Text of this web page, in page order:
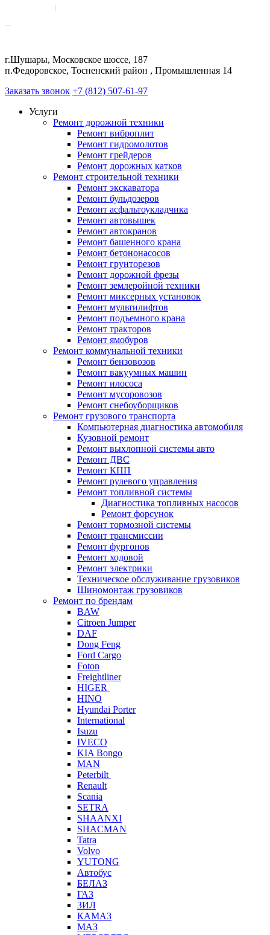
г.Шушары, Московское шоссе, 187
п.Федоровское, Тосненский район , Промышленная 14
Заказать звонок +7 (812) 507-61-97
Услуги
Ремонт дорожной техники
Ремонт виброплит
Ремонт гидромолотов
Ремонт грейдеров
Ремонт дорожных катков
Ремонт строительной техники
Ремонт экскаватора
Ремонт бульдозеров
Ремонт асфальтоукладчика
Ремонт автовышек
Ремонт автокранов
Ремонт башенного крана
Ремонт бетононасосов
Ремонт грунторезов
Ремонт дорожной фрезы
Ремонт землеройной техники
Ремонт миксерных установок
Ремонт мультилифтов
Ремонт подъемного крана
Ремонт тракторов
Ремонт ямобуров
Ремонт коммунальной техники
Ремонт бензовозов
Ремонт вакуумных машин
Ремонт илососа
Ремонт мусоровозов
Ремонт снебоуборщиков
Ремонт грузового транспорта
Компьютерная диагностика автомобиля
Кузовной ремонт
Ремонт выхлопной системы авто
Ремонт ДВС
Ремонт КПП
Ремонт рулевого управления
Ремонт топливной системы
Диагностика топливных насосов
Ремонт форсунок
Ремонт тормозной системы
Ремонт трансмиссии
Ремонт фургонов
Ремонт ходовой
Ремонт электрики
Техническое обслуживание грузовиков
Шиномонтаж грузовиков
Ремонт по брендам
BAW
Citroen Jumper
DAF
Dong Feng
Ford Cargo
Foton
Freightliner
HIGER
HINO
Hyundai Porter
International
Isuzu
IVECO
KIA Bongo
MAN
Peterbilt
Renault
Scania
SETRA
SHAANXI
SHACMAN
Tatra
Volvo
YUTONG
Автобус
БЕЛАЗ
ГАЗ
ЗИЛ
КАМАЗ
МАЗ